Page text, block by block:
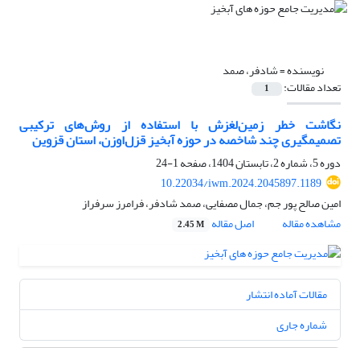
نویسنده =شادفر، صمد
تعداد مقالات: 1
نگاشت خطر زمین‌لغزش با استفاده از روش‌های ترکیبی
تصمیمگیری چند شاخصه در حوزه آبخیز قزل‌اوزن، استان قزوین
دوره 5، شماره 2، تابستان 1404، صفحه
1-24
10.22034/iwm.2024.2045897.1189
امین صالح پور جم، جمال مصفایی، صمد شادفر، فرامرز سرفراز
مشاهده مقاله
اصل مقاله 2.45 M
مقالات آماده انتشار
شماره جاری